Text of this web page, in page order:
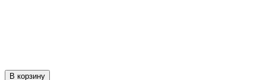
В корзину